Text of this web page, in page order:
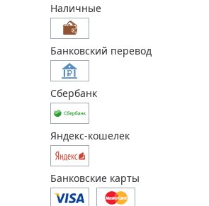
Наличные
Банковский перевод
Сбербанк
Яндекс-кошелек
Банковские карты